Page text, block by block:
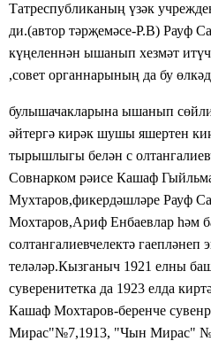
Татреспубликаның үзәк
ди.(автор тәрҗемәсе-Р.В) Рауф
күңеленнән ышанып хезмәт
,совет органнарының да бу
булышачакларына ышанып
әйтергә кирәк шушы яшертен
тырышлыгы белән с
Совнарком рәисе Кашаф
Мухтаров,фикердәшләре Рауф
Мохтаров,Ариф Енбаевлар һәм
солтангалиевчелектә гаепләнеп
теләләр.Кызганыч 1921 елны
суверенитетка да 1923 елда
Кашаф Мохтаров-беренче
Мирас"№7,1913, "Чын Мирас"